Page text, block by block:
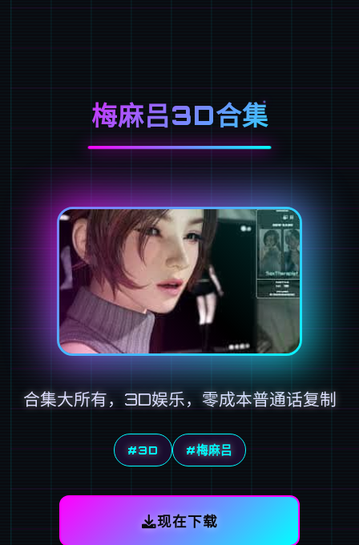
梅麻吕3D合集
合集大所有，3D娱乐，零成本普通话复制
#3D #梅麻吕
现在下载